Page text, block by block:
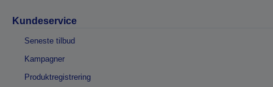
Kundeservice
Seneste tilbud
Kampagner
Produktregistrering